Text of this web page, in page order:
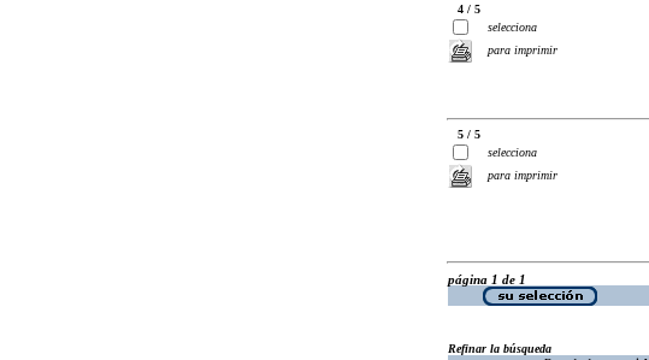
4 / 5
selecciona
para imprimir
5 / 5
selecciona
para imprimir
página 1 de 1
Refinar la búsqueda